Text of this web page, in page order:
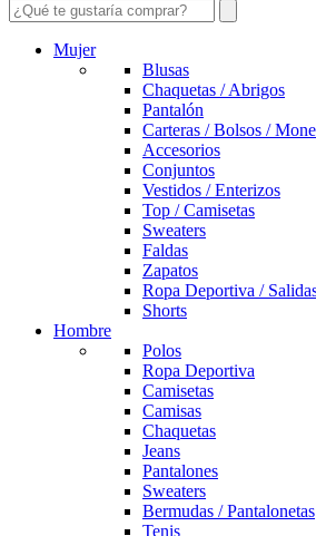
Mujer
Blusas
Chaquetas / Abrigos
Pantalón
Carteras / Bolsos /
Accesorios
Conjuntos
Vestidos / Enterizos
Top / Camisetas
Sweaters
Faldas
Zapatos
Ropa Deportiva /
Shorts
Hombre
Polos
Ropa Deportiva
Camisetas
Camisas
Chaquetas
Jeans
Pantalones
Sweaters
Bermudas / Pantalonetas
Tenis